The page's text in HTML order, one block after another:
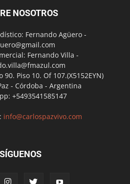
NOSOTROS
Fernando Agüero -
Fernando Villa -
Piso 10. Of 107.(X5152EYN)
- Córdoba - Argentina
+5493541585147
info@carlospazvivo.com
SÍGUENOS